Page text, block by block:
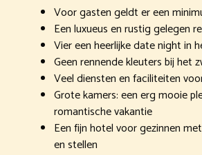
Voor gasten geldt er een
Een luxueus en rustig gelegen
Vier een heerlijke date night in
Geen rennende kleuters bij het
Veel diensten en faciliteiten
Grote kamers: een erg mooie
romantische vakantie
Een fijn hotel voor gezinnen
en stellen